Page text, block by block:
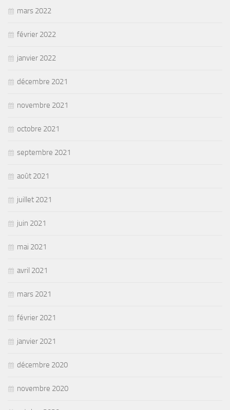
mars 2022
février 2022
janvier 2022
décembre 2021
novembre 2021
octobre 2021
septembre 2021
août 2021
juillet 2021
juin 2021
mai 2021
avril 2021
mars 2021
février 2021
janvier 2021
décembre 2020
novembre 2020